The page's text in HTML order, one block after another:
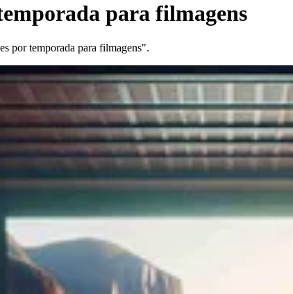
para filmagens
por temporada para filmagens".